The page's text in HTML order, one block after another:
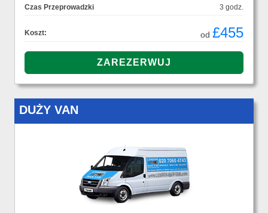
Czas Przeprowadzki
3 godz.
Koszt: od £455
DUŻY VAN